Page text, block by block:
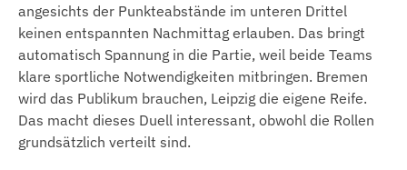
angesichts der Punkteabstände im unteren Drittel
keinen entspannten Nachmittag erlauben. Das bringt
automatisch Spannung in die Partie, weil beide Teams
klare sportliche Notwendigkeiten mitbringen. Bremen
wird das Publikum brauchen, Leipzig die eigene Reife.
Das macht dieses Duell interessant, obwohl die Rollen
grundsätzlich verteilt sind.